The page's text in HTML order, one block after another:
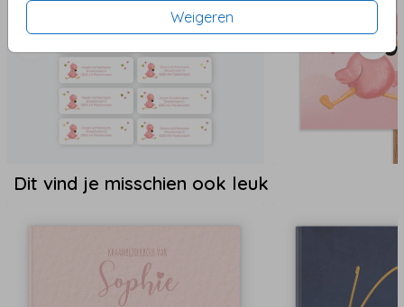
Weigeren
Dit vind je misschien ook leuk